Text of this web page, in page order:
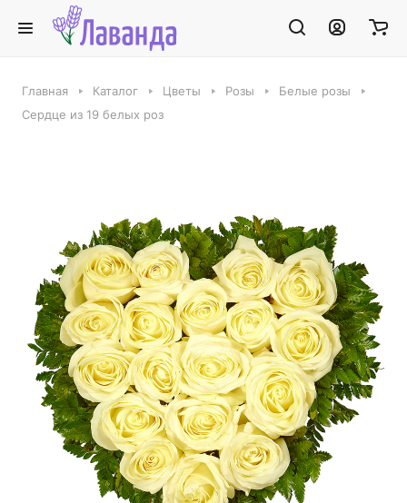
Главная Каталог Цветы Розы
Белые розы
Сердце из 19 белых роз